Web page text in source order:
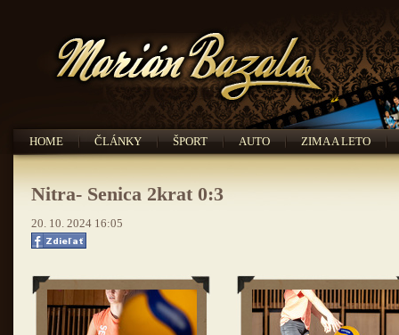
HOME ČLÁNKY ŠPORT AUTO ZIMA A LETO
Nitra- Senica 2krat 0:3
20. 10. 2024 16:05